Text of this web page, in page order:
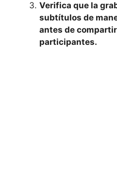
Verifica⁤ que⁣ la
subtítulos de
⁣antes ⁤de
participantes.